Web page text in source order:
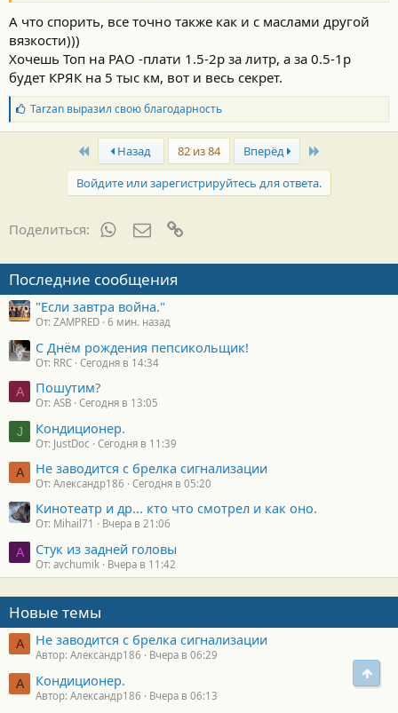
А что спорить, все точно также как и с маслами другой
вязкости)))
Хочешь Топ на PAO -плати 1.5-2р за литр, а за 0.5-1р
будет КРЯК на 5 тыс км, вот и весь секрет.
Б
л
а
о
т
и
:
Tarzanвыразил свою благодарность
First Назад 82 из 84 Вперёд
Войдите или зарегистрируйтесь для ответа.
Поделиться: WhatsAppЭлектронная почта
Последние сообщения
"Если завтра война."
От: ZAMPRED 6 мин. назад
С Днём рождения пепсикольщик!
От: RRC Сегодня в 14:34
A Пошутим?
От: ASB Сегодня в 13:05
J Кондиционер.
От: JustDoc Сегодня в 11:39
А Не заводится с брелка сигнализации
От: Александр186 Сегодня в 05:20
Кинотеатр и др... кто что смотрел и как оно.
От: Mihail71 Вчера в 21:06
A Стук из задней головы
От: avchumik Вчера в 11:42
Новые темы
А Не заводится с брелка сигнализации
Автор: Александр186 Вчера в 06:29
А Кондиционер.
Автор: Александр186 Вчера в 06:13